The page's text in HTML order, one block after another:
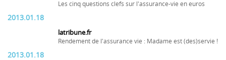
Les cinq questions clefs sur l'assurance-vie en euros
2013.01.18
latribune.fr
Rendement de l'assurance vie : Madame est (des)servie !
2013.01.18